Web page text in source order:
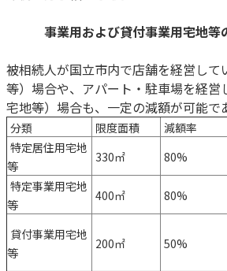
事業用および貸付事業用宅地等
被相続人が国立市内で店舗を経営して
等）場合や、アパート・駐車場を経営
宅地等）場合も、一定の減額が可能で
分類 限度面積 減額率
特定居住用宅地
等
330㎡ 80%
特定事業用宅地
等
400㎡ 80%
貸付事業用宅地
等
200㎡ 50%